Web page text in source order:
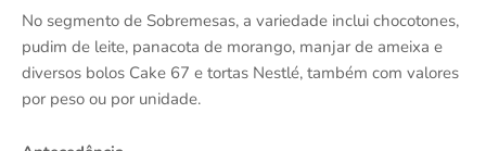
No segmento de Sobremesas, a variedade inclui chocotones,
pudim de leite, panacota de morango, manjar de ameixa e
diversos bolos Cake 67 e tortas Nestlé, também com valores
por peso ou por unidade.